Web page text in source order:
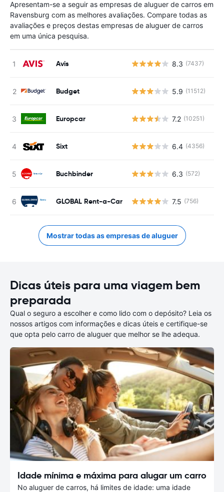
Apresentam-se a seguir as empresas de aluguer de carros em
Ravensburg com as melhores avaliações. Compare todas as
avaliações e preços destas empresas de aluguer de carros
em uma única pesquisa.
Avis 8.3 (7437)
Budget 5.9 (11512)
Europcar 7.2 (10251)
Sixt 6.4 (4356)
Buchbinder 6.3 (572)
GLOBAL Rent-a-Car 7.5 (756)
Mostrar todas as empresas de aluguer
Dicas úteis para uma viagem bem
preparada
Qual o seguro a escolher e como lido com o depósito? Leia os
nossos artigos com informações e dicas úteis e certifique-se
que opta pelo carro de aluguer que melhor se lhe adequa.
Idade mínima e máxima para alugar um carro
No aluguer de carros, há limites de idade: uma idade